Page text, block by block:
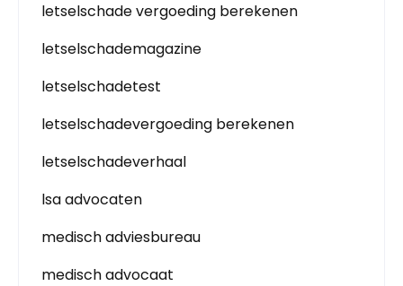
letselschade vergoeding berekenen
letselschademagazine
letselschadetest
letselschadevergoeding berekenen
letselschadeverhaal
lsa advocaten
medisch adviesbureau
medisch advocaat